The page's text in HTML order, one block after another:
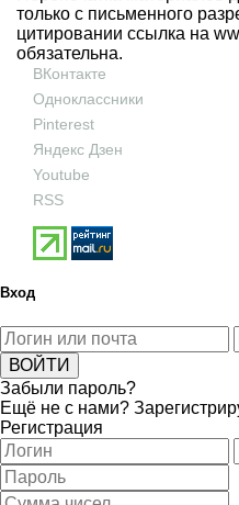
только с письменного
цитировании ссылка на
обязательна.
ВКонтакте
Одноклассники
Pinterest
Яндекс Дзен
Youtube
RSS
Вход
Забыли пароль?
Ещё не с нами?
Регистрация